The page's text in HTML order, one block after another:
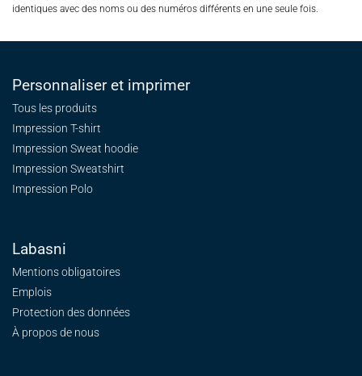
identiques avec des noms ou des numéros différents en une seule fois.
Personnaliser et imprimer
Tous les produits
Impression T-shirt
Impression Sweat hoodie
Impression Sweatshirt
Impression Polo
Labasni
Mentions obligatoires
Emplois
Protection des données
À propos de nous